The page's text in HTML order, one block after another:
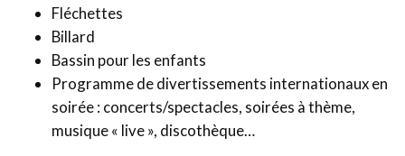
Fléchettes
Billard
Bassin pour les enfants
Programme de divertissements internationaux en
soirée : concerts/spectacles, soirées à thème,
musique « live », discothèque…